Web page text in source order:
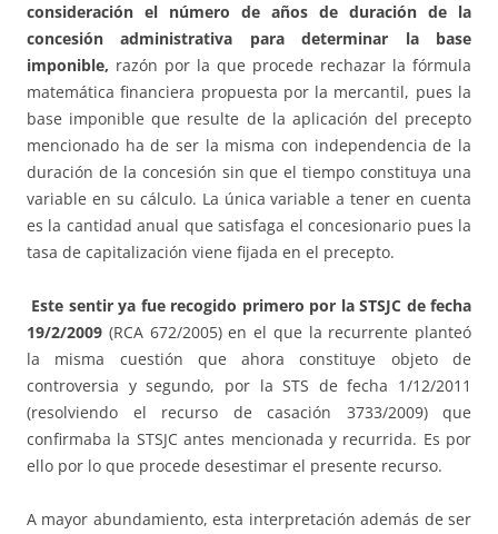
consideración el número de años de duración de la
concesión administrativa para determinar la base
imponible, razón por la que procede rechazar la fórmula
matemática financiera propuesta por la mercantil, pues la
base imponible que resulte de la aplicación del precepto
mencionado ha de ser la misma con independencia de la
duración de la concesión sin que el tiempo constituya una
variable en su cálculo. La única variable a tener en cuenta
es la cantidad anual que satisfaga el concesionario pues la
tasa de capitalización viene fijada en el precepto.
Este sentir ya fue recogido primero por la STSJC de fecha
19/2/2009 (RCA 672/2005) en el que la recurrente planteó
la misma cuestión que ahora constituye objeto de
controversia y segundo, por la STS de fecha 1/12/2011
(resolviendo el recurso de casación 3733/2009) que
confirmaba la STSJC antes mencionada y recurrida. Es por
ello por lo que procede desestimar el presente recurso.
A mayor abundamiento, esta interpretación además de ser